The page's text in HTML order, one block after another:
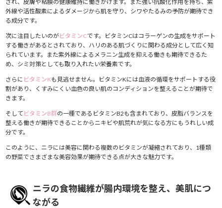
され、皮膚や粘膜の健康維持に働きかけます。また強い抗酸化作用を持ち、紫
外線や活性酸素によるダメージから肌を守り、シワやたるみの予防が期待でき
る成分です。
次に注目したいのがビタミンCです。ビタミンCはコラーゲンの生成をサポート
する働きがあるとされており、ハリのある肌づくりに関わる成分として広く知
られています。また紫外線によるメラニン生成を抑える働きも期待できるた
め、シミ対策としても取り入れたい栄養素です。
さらに ビタミンKも見逃せません。ビタミンKには血液の循環をサポートする役
割があり、くすみにくい血色の良い肌のコンディションを整えることが期待で
きます。
そして ビタミンB群の一種であるビタミンB2も含まれており、皮脂バランスを
整える働きが期待できることからニキビや肌荒れが気になる方にもうれしい成
分です。
このように、ニラには美容に関わる複数のビタミンが凝縮されており、1種類
の野菜でさまざまな美容効果が期待できる点が大きな魅力です。
ニラの食物繊維が腸内環境を整え、美肌につ
ながる